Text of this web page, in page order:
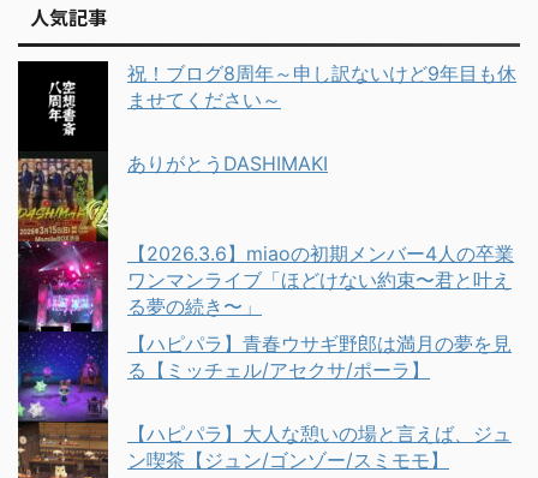
人気記事
祝！ブログ8周年～申し訳ないけど9年目も休
ませてください～
ありがとうDASHIMAKI
【2026.3.6】miaoの初期メンバー4人の卒業
ワンマンライブ「ほどけない約束〜君と叶え
る夢の続き〜」
【ハピパラ】青春ウサギ野郎は満月の夢を見
る【ミッチェル/アセクサ/ポーラ】
【ハピパラ】大人な憩いの場と言えば、ジュ
ン喫茶【ジュン/ゴンゾー/スミモモ】